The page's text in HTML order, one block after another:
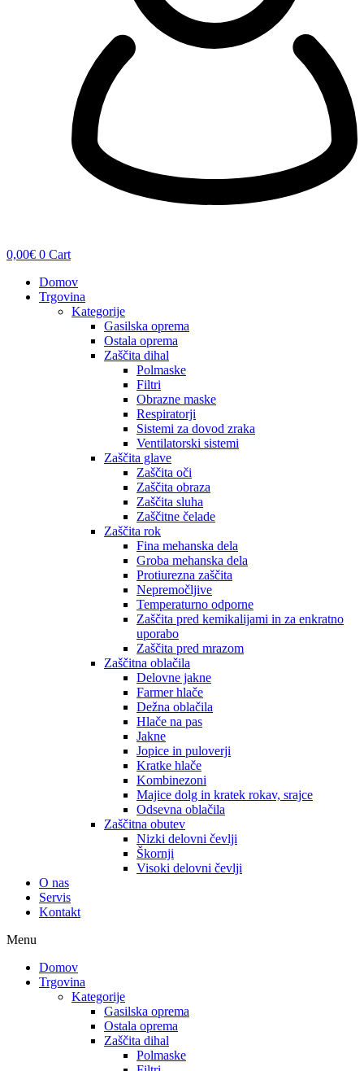
0,00€ 0 Cart
Domov
Trgovina
Kategorije
Gasilska oprema
Ostala oprema
Zaščita dihal
Polmaske
Filtri
Obrazne maske
Respiratorji
Sistemi za dovod zraka
Ventilatorski sistemi
Zaščita glave
Zaščita oči
Zaščita obraza
Zaščita sluha
Zaščitne čelade
Zaščita rok
Fina mehanska dela
Groba mehanska dela
Protiurezna zaščita
Nepremočljive
Temperaturno odporne
Zaščita pred kemikalijami in za enkratno
uporabo
Zaščita pred mrazom
Zaščitna oblačila
Delovne jakne
Farmer hlače
Dežna oblačila
Hlače na pas
Jakne
Jopice in puloverji
Kratke hlače
Kombinezoni
Majice dolg in kratek rokav, srajce
Odsevna oblačila
Zaščitna obutev
Nizki delovni čevlji
Škornji
Visoki delovni čevlji
O nas
Servis
Kontakt
Menu
Domov
Trgovina
Kategorije
Gasilska oprema
Ostala oprema
Zaščita dihal
Polmaske